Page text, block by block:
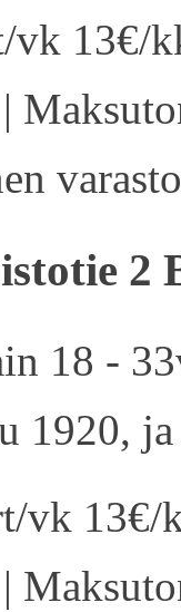
vk 13€/
2
18 -
1920,
vk